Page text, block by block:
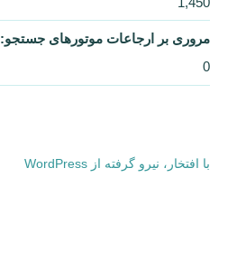
مروری بر ارجاعات موتورهای جستجو:
0
با افتخار، نیرو گرفته از WordPress